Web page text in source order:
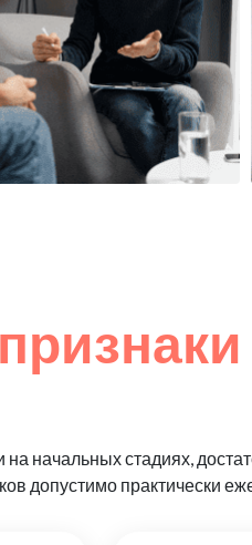
начальных стадиях,
допустимо практически